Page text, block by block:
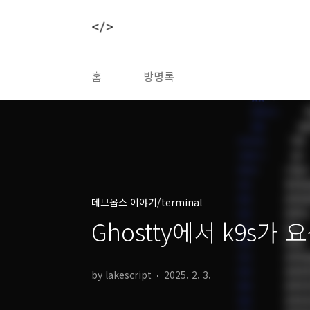
홈 방명록
데브옵스 이야기/terminal
Ghostty에서 k9s가
by lakescript 2025. 2. 3.